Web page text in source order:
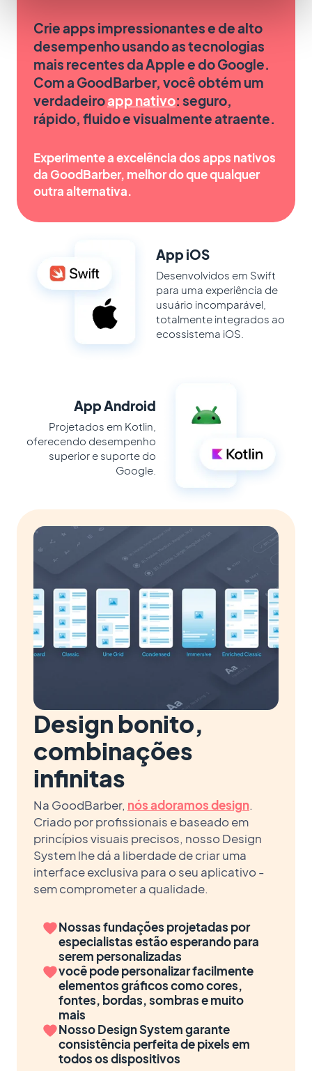
Crie apps impressionantes e de alto
desempenho usando as tecnologias
mais recentes da Apple e do Google.
Com a GoodBarber, você obtém um
verdadeiroapp nativo: seguro,
rápido, fluido e visualmente atraente.
Experimente a excelência dos apps nativos
da GoodBarber, melhor do que qualquer
outra alternativa.
App iOS
Desenvolvidos em Swift
para uma experiência de
usuário incomparável,
totalmente integrados ao
ecossistema iOS.
App Android
Projetados em Kotlin,
oferecendo desempenho
superior e suporte do
Google.
Design bonito,
combinações
infinitas
Na GoodBarber, nós adoramos design.
Criado por profissionais e baseado em
princípios visuais precisos, nosso Design
System lhe dá a liberdade de criar uma
interface exclusiva para o seu aplicativo -
sem comprometer a qualidade.
Nossas fundações projetadas por
especialistas estão esperando para
serem personalizadas
você pode personalizar facilmente
elementos gráficos como cores,
fontes, bordas, sombras e muito
mais
Nosso Design System garante
consistência perfeita de pixels em
todos os dispositivos